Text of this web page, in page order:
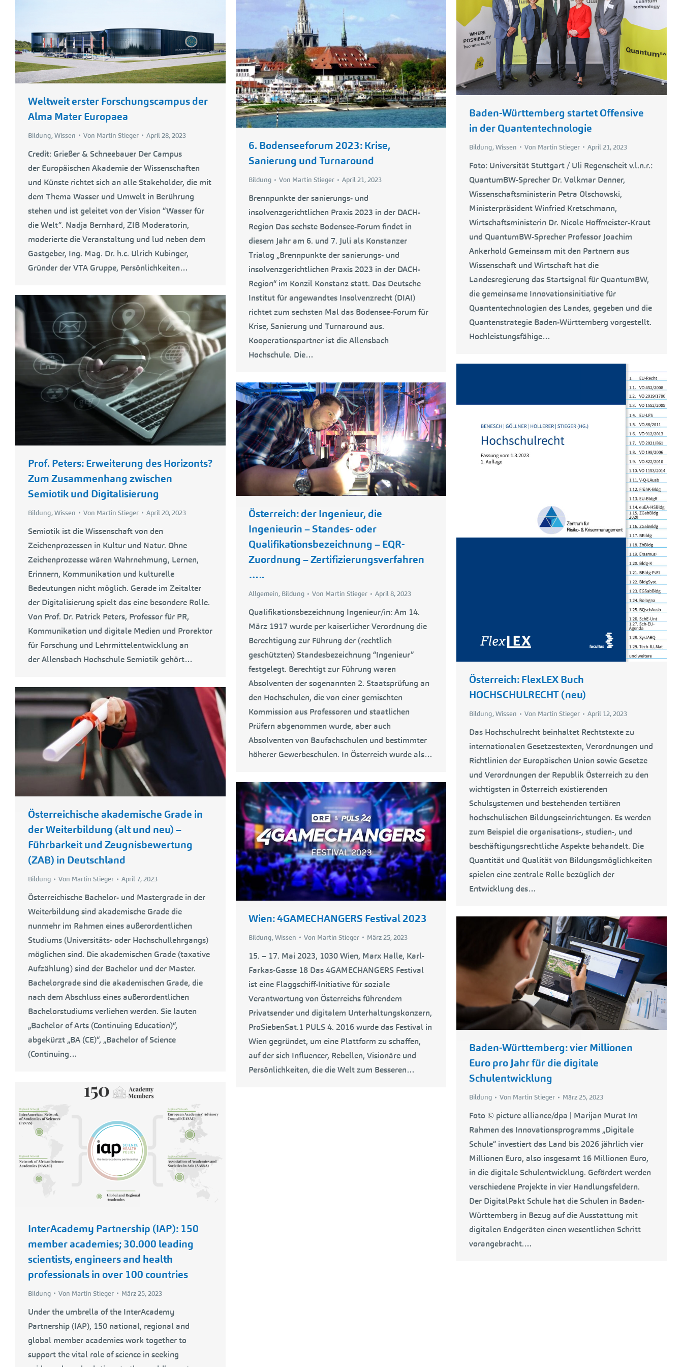
Weltweit erster Forschungscampus der
Alma Mater Europaea
Bildung,Wissen Von Martin Stieger April 28, 2023
Credit: Grießer & Schneebauer Der Campus
der Europäischen Akademie der Wissenschaften
und Künste richtet sich an alle Stakeholder, die mit
dem Thema Wasser und Umwelt in Berührung
stehen und ist geleitet von der Vision “Wasser für
die Welt”. Nadja Bernhard, ZIB Moderatorin,
moderierte die Veranstaltung und lud neben dem
Gastgeber, Ing. Mag. Dr. h.c. Ulrich Kubinger,
Gründer der VTA Gruppe, Persönlichkeiten…
6. Bodenseeforum 2023: Krise,
Sanierung und Turnaround
Bildung Von Martin Stieger April 21, 2023
Brennpunkte der sanierungs- und
insolvenzgerichtlichen Praxis 2023 in der DACH-
Region Das sechste Bodensee-Forum findet in
diesem Jahr am 6. und 7. Juli als Konstanzer
Trialog „Brennpunkte der sanierungs- und
insolvenzgerichtlichen Praxis 2023 in der DACH-
Region“ im Konzil Konstanz statt. Das Deutsche
Institut für angewandtes Insolvenzrecht (DIAI)
richtet zum sechsten Mal das Bodensee-Forum für
Krise, Sanierung und Turnaround aus.
Kooperationspartner ist die Allensbach
Hochschule. Die…
Baden-Württemberg startet Offensive
in der Quantentechnologie
Bildung,Wissen Von Martin Stieger April 21, 2023
Foto: Universität Stuttgart / Uli Regenscheit v.l.n.r.:
QuantumBW-Sprecher Dr. Volkmar Denner,
Wissenschaftsministerin Petra Olschowski,
Ministerpräsident Winfried Kretschmann,
Wirtschaftsministerin Dr. Nicole Hoffmeister-Kraut
und QuantumBW-Sprecher Professor Joachim
Ankerhold Gemeinsam mit den Partnern aus
Wissenschaft und Wirtschaft hat die
Landesregierung das Startsignal für QuantumBW,
die gemeinsame Innovationsinitiative für
Quantentechnologien des Landes, gegeben und die
Quantenstrategie Baden-Württemberg vorgestellt.
Hochleistungsfähige…
Prof. Peters: Erweiterung des Horizonts?
Zum Zusammenhang zwischen
Semiotik und Digitalisierung
Bildung,Wissen Von Martin Stieger April 20, 2023
Semiotik ist die Wissenschaft von den
Zeichenprozessen in Kultur und Natur. Ohne
Zeichenprozesse wären Wahrnehmung, Lernen,
Erinnern, Kommunikation und kulturelle
Bedeutungen nicht möglich. Gerade im Zeitalter
der Digitalisierung spielt das eine besondere Rolle.
Von Prof. Dr. Patrick Peters, Professor für PR,
Kommunikation und digitale Medien und Prorektor
für Forschung und Lehrmittelentwicklung an
der Allensbach Hochschule Semiotik gehört…
Österreich: FlexLEX Buch
HOCHSCHULRECHT (neu)
Bildung,Wissen Von Martin Stieger April 12, 2023
Das Hochschulrecht beinhaltet Rechtstexte zu
internationalen Gesetzestexten, Verordnungen und
Richtlinien der Europäischen Union sowie Gesetze
und Verordnungen der Republik Österreich zu den
wichtigsten in Österreich existierenden
Schulsystemen und bestehenden tertiären
hochschulischen Bildungseinrichtungen. Es werden
zum Beispiel die organisations-, studien-, und
beschäftigungsrechtliche Aspekte behandelt. Die
Quantität und Qualität von Bildungsmöglichkeiten
spielen eine zentrale Rolle bezüglich der
Entwicklung des…
Österreich: der Ingenieur, die
Ingenieurin – Standes- oder
Qualifikationsbezeichnung – EQR-
Zuordnung – Zertifizierungsverfahren
…..
Allgemein, Bildung Von Martin Stieger April 8, 2023
Qualifikationsbezeichnung Ingenieur/in: Am 14.
März 1917 wurde per kaiserlicher Verordnung die
Berechtigung zur Führung der (rechtlich
geschützten) Standesbezeichnung “Ingenieur”
festgelegt. Berechtigt zur Führung waren
Absolventen der sogenannten 2. Staatsprüfung an
den Hochschulen, die von einer gemischten
Kommission aus Professoren und staatlichen
Prüfern abgenommen wurde, aber auch
Absolventen von Baufachschulen und bestimmter
höherer Gewerbeschulen. In Österreich wurde als…
Österreichische akademische Grade in
der Weiterbildung (alt und neu) –
Führbarkeit und Zeugnisbewertung
(ZAB) in Deutschland
Bildung Von Martin Stieger April 7, 2023
Österreichische Bachelor- und Mastergrade in der
Weiterbildung sind akademische Grade die
nunmehr im Rahmen eines außerordentlichen
Studiums (Universitäts- oder Hochschullehrgangs)
möglichen sind. Die akademischen Grade (taxative
Aufzählung) sind der Bachelor und der Master.
Bachelorgrade sind die akademischen Grade, die
nach dem Abschluss eines außerordentlichen
Bachelorstudiums verliehen werden. Sie lauten
„Bachelor of Arts (Continuing Education)“,
abgekürzt „BA (CE)“, „Bachelor of Science
(Continuing…
Wien: 4GAMECHANGERS Festival 2023
Bildung,Wissen Von Martin Stieger März 25, 2023
15. – 17. Mai 2023, 1030 Wien, Marx Halle, Karl-
Farkas-Gasse 18 Das 4GAMECHANGERS Festival
ist eine Flaggschiff-Initiative für soziale
Verantwortung von Österreichs führendem
Privatsender und digitalem Unterhaltungskonzern,
ProSiebenSat.1 PULS 4. 2016 wurde das Festival in
Wien gegründet, um eine Plattform zu schaffen,
auf der sich Influencer, Rebellen, Visionäre und
Persönlichkeiten, die die Welt zum Besseren…
Baden-Württemberg: vier Millionen
Euro pro Jahr für die digitale
Schulentwicklung
Bildung Von Martin Stieger März 25, 2023
Foto © picture alliance/dpa | Marijan Murat Im
Rahmen des Innovationsprogramms „Digitale
Schule“ investiert das Land bis 2026 jährlich vier
Millionen Euro, also insgesamt 16 Millionen Euro,
in die digitale Schulentwicklung. Gefördert werden
verschiedene Projekte in vier Handlungsfeldern.
Der DigitalPakt Schule hat die Schulen in Baden-
Württemberg in Bezug auf die Ausstattung mit
digitalen Endgeräten einen wesentlichen Schritt
vorangebracht.…
InterAcademy Partnership (IAP): 150
member academies; 30.000 leading
scientists, engineers and health
professionals in over 100 countries
Bildung Von Martin Stieger März 25, 2023
Under the umbrella of the InterAcademy
Partnership (IAP), 150 national, regional and
global member academies work together to
support the vital role of science in seeking